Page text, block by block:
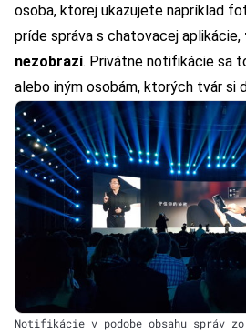
osoba, ktorej ukazujete napríklad
príde správa s chatovacej aplikácie,
nezobrazí. Privátne notifikácie sa
alebo iným osobám, ktorých tvár si
Notifikácie v podobe obsahu správ